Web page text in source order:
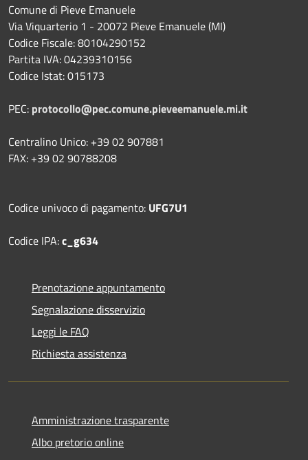
Comune di Pieve Emanuele
Via Viquarterio 1 - 20072 Pieve Emanuele (MI)
Codice Fiscale: 80104290152
Partita IVA: 04239310156
Codice Istat: 015173
PEC: protocollo@pec.comune.pieveemanuele.mi.it
Centralino Unico: +39 02 907881
FAX: +39 02 90788208
Codice univoco di pagamento: UFG7U1
Codice IPA:c_g634
Prenotazione appuntamento
Segnalazione disservizio
Leggi le FAQ
Richiesta assistenza
Amministrazione trasparente
Albo pretorio online